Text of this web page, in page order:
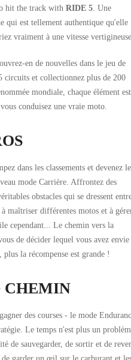
hit the track with RIDE 5. Une
qui est tellement authentique qu'elle
vraiment à une vitesse
en de nouvelles dans le jeu de
et collectionnez plus de 200
mondiale, chaque élément est
conduisez une vraie moto.
dans les classements et devenez le
mode Carrière. Affrontez des
obstacles qui se dressent
maîtriser différentes motos et à
cependant... Le chemin vers la
de décider lequel vous avez envie
la récompense est grande !
CHEMIN
des courses - le mode
Le temps n'est plus un
de sauvegarder, de sortir et de